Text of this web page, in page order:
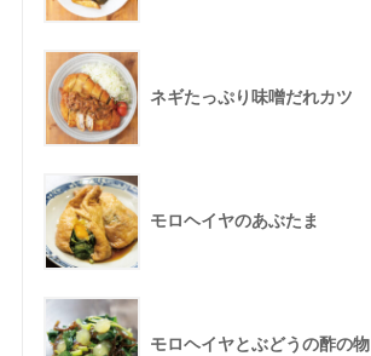
ネギたっぷり味噌だれカツ
モロヘイヤのあぶたま
モロヘイヤとぶどうの酢の物